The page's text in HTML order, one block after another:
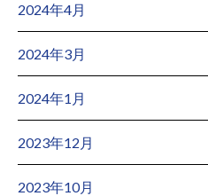
2024年4月
2024年3月
2024年1月
2023年12月
2023年10月